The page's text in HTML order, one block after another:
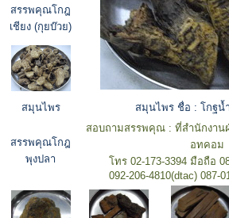
สรรพคุณโกฎ
เชียง (กุยบ๊วย)
สมุนไพร สมุนไพร ชื่อ : โกฐน้ำ
สรรพคุณโกฎ
พุงปลา
สอบถามสรรพคุณ : ที่สำนักงาน
อทคอม
โทร 02-173-3394 มือถือ
092-206-4810(dtac) 087-